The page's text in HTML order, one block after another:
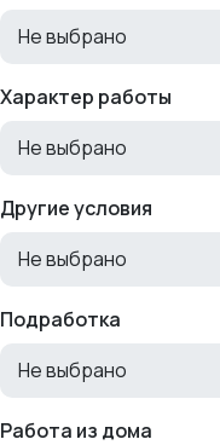
Не выбрано
Характер работы
Не выбрано
Другие условия
Не выбрано
Подработка
Не выбрано
Работа из дома